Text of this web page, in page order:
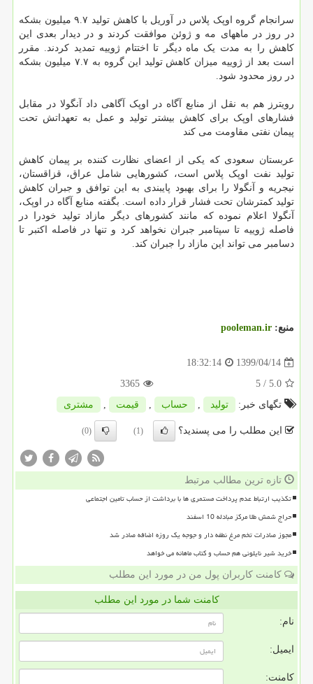
سرانجام گروه اوپک پلاس در آوریل با کاهش تولید ۹.۷ میلیون بشکه
در روز در ماههای مه و ژوئن موافقت کردند و در دیدار بعدی این
کاهش را به مدت یک ماه دیگر تا اختتام ژوییه تمدید کردند. مقرر
است بعد از ژوییه میزان کاهش تولید این گروه به ۷.۷ میلیون بشکه
در روز محدود شود.
رویترز هم به نقل از منابع آگاه در اوپک آگاهی داد آنگولا در مقابل
فشارهای اوپک برای کاهش بیشتر تولید و عمل به تعهداتش تحت
پیمان نفتی مقاومت می کند
عربستان سعودی که یکی از اعضای نظارت کننده بر پیمان کاهش
تولید نفت اوپک پلاس است، کشورهایی شامل عراق، قزاقستان،
نیجریه و آنگولا را برای بهبود پایبندی به این توافق و جبران کاهش
تولید کمترشان تحت فشار قرار داده است. بگفته منابع آگاه در اوپک،
آنگولا اعلام نموده که مانند کشورهای دیگر مازاد تولید خودرا در
فاصله ژوییه تا سپتامبر جبران نخواهد کرد و تنها در فاصله اکتبر تا
دسامبر می تواند این مازاد را جبران کند.
منبع: pooleman.ir
1399/04/14
18:32:14
5.0
/ 5
3365
تگهای خبر:
تولید , حساب , قیمت , مشتری
این مطلب را می پسندید؟ (1)
(0)
تازه ترین مطالب مرتبط
تکذیب ارتباط عدم پرداخت مستمری ها با برداشت از حساب تامین اجتماعی
حراج شمش طلا مرکز مبادله 10 اسفند
مجوز صادرات تخم مرغ نطفه دار و جوجه یک روزه اضافه صادر شد
خرید شیر نایلونی هم حساب و کتاب ماهانه می خواهد
کامنت کاربران پول من در مورد این مطلب
کامنت شما در مورد این مطلب
نام:
ایمیل:
کامنت: